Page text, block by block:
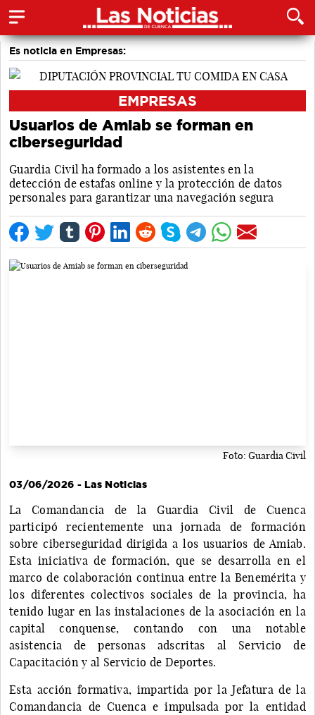
Es noticia en Empresas:
EMPRESAS
Usuarios de Amiab se forman en
ciberseguridad
Guardia Civil ha formado a los asistentes en la
detección de estafas online y la protección de datos
personales para garantizar una navegación segura
Foto: Guardia Civil
03/06/2026 - Las Noticias
La Comandancia de la Guardia Civil de Cuenca
participó recientemente una jornada de formación
sobre ciberseguridad dirigida a los usuarios de Amiab.
Esta iniciativa de formación, que se desarrolla en el
marco de colaboración continua entre la Benemérita y
los diferentes colectivos sociales de la provincia, ha
tenido lugar en las instalaciones de la asociación en la
capital conquense, contando con una notable
asistencia de personas adscritas al Servicio de
Capacitación y al Servicio de Deportes.
Esta acción formativa, impartida por la Jefatura de la
Comandancia de Cuenca e impulsada por la entidad